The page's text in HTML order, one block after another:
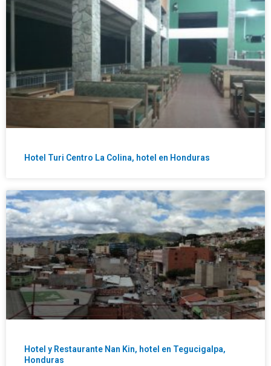
Hotel Turi Centro La Colina, hotel en Honduras
Hotel y Restaurante Nan Kin, hotel en Tegucigalpa,
Honduras